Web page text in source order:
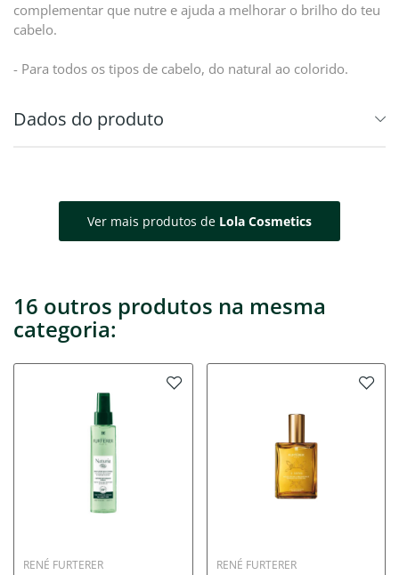
complementar que nutre e ajuda a melhorar o brilho do teu
cabelo.
- Para todos os tipos de cabelo, do natural ao colorido.
Dados do produto
Ver mais produtos de Lola Cosmetics
16 outros produtos na mesma
categoria:
RENÉ FURTERER RENÉ FURTERER